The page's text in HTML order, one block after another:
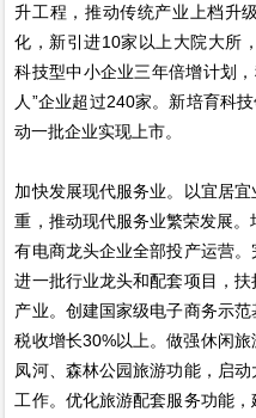
升工程，推动传统产业上档升
化，新引进10家以上大院大所
科技型中小企业三年倍增计划
人”企业超过240家。新培育科
动一批企业实现上市。
加快发展现代服务业。以宜居
重，推动现代服务业繁荣发展
有电商龙头企业全部投产运营。
进一批行业龙头和配套项目，
产业。创建国家级电子商务示
税收增长30%以上。做强休闲
凤河、森林公园旅游功能，启
工作。优化旅游配套服务功能，